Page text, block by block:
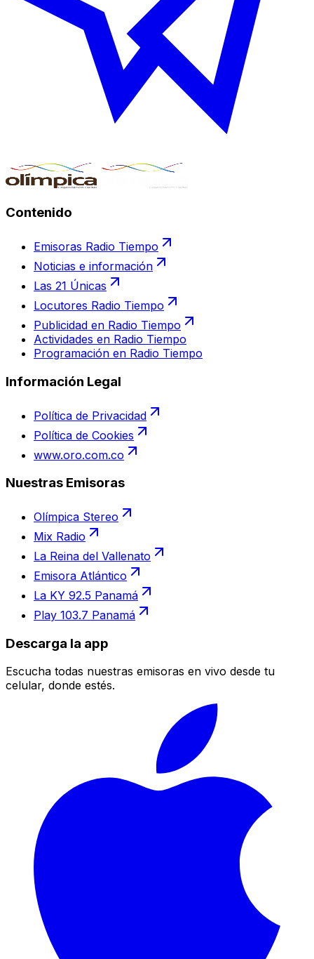
Contenido
Emisoras Radio Tiempo
Noticias e información
Las 21 Únicas
Locutores Radio Tiempo
Publicidad en Radio Tiempo
Actividades en Radio Tiempo
Programación en Radio Tiempo
Información Legal
Política de Privacidad
Política de Cookies
www.oro.com.co
Nuestras Emisoras
Olímpica Stereo
Mix Radio
La Reina del Vallenato
Emisora Atlántico
La KY 92.5 Panamá
Play 103.7 Panamá
Descarga la app
Escucha todas nuestras emisoras en vivo desde tu
celular, donde estés.